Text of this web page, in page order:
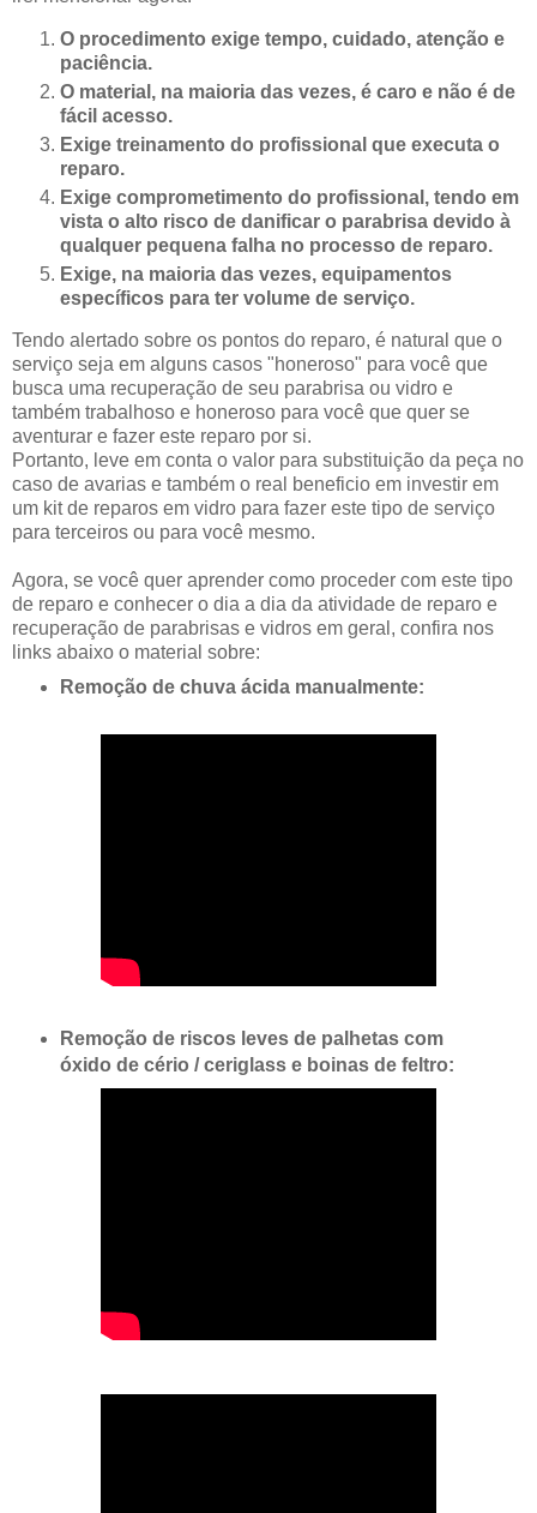
O procedimento exige tempo, cuidado, atenção e
paciência.
O material, na maioria das vezes, é caro e não é de
fácil acesso.
Exige treinamento do profissional que executa o
reparo.
Exige comprometimento do profissional, tendo em
vista o alto risco de danificar o parabrisa devido à
qualquer pequena falha no processo de reparo.
Exige, na maioria das vezes, equipamentos
específicos para ter volume de serviço.
Tendo alertado sobre os pontos do reparo, é natural que o
serviço seja em alguns casos "honeroso" para você que
busca uma recuperação de seu parabrisa ou vidro e
também trabalhoso e honeroso para você que quer se
aventurar e fazer este reparo por si.
Portanto, leve em conta o valor para substituição da peça no
caso de avarias e também o real beneficio em investir em
um kit de reparos em vidro para fazer este tipo de serviço
para terceiros ou para você mesmo.
Agora, se você quer aprender como proceder com este tipo
de reparo e conhecer o dia a dia da atividade de reparo e
recuperação de parabrisas e vidros em geral, confira nos
links abaixo o material sobre:
Remoção de chuva ácida manualmente:
Remoção de riscos leves de palhetas com
óxido de cério / ceriglass e boinas de feltro: